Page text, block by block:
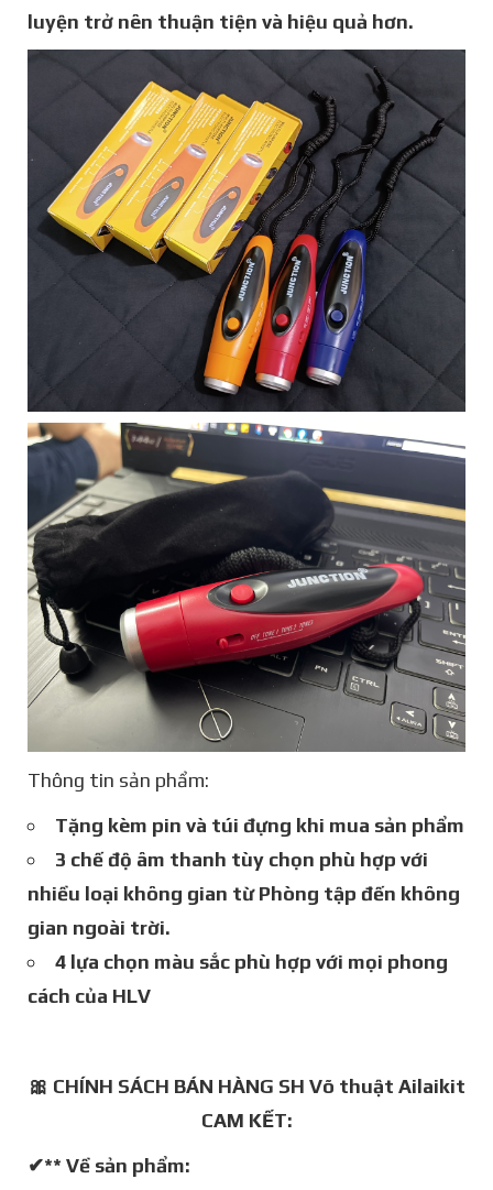
luyện trở nên thuận tiện và hiệu quả hơn.
Thông tin sản phẩm:
Tặng kèm pin và túi đựng khi mua sản phẩm
3 chế độ âm thanh tùy chọn phù hợp với
nhiều loại không gian từ Phòng tập đến không
gian ngoài trời.
4 lựa chọn màu sắc phù hợp với mọi phong
cách của HLV
🎀 CHÍNH SÁCH BÁN HÀNG SH Võ thuật Ailaikit
CAM KẾT:
✔** Về sản phẩm: